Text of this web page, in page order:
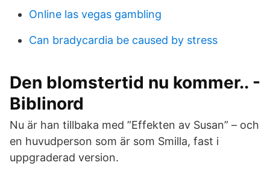
Online las vegas gambling
Can bradycardia be caused by stress
Den blomstertid nu kommer.. -
Biblinord
Nu är han tillbaka med ”Effekten av Susan” – och
en huvudperson som är som Smilla, fast i
uppgraderad version.